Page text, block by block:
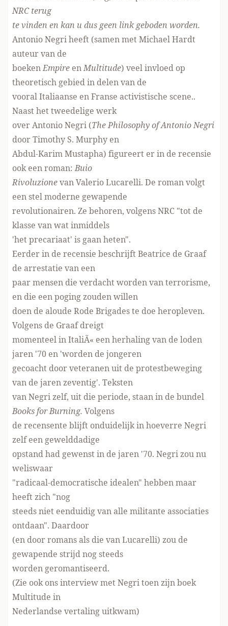
NRC terug
te vinden en kan u dus geen link geboden worden.
Antonio Negri heeft (samen met Michael Hardt
auteur van de
boekenEmpire enMultitude) veel invloed op
theoretisch gebied in delen van de
vooral Italiaanse en Franse activistische scene..
Naast het tweedelige werk
over Antonio Negri (The Philosophy of Antonio Negri
door Timothy S. Murphy en
Abdul-Karim Mustapha) figureert er in de recensie
ook een roman:Buio
Rivoluzionevan Valerio Lucarelli. De roman volgt
een stel moderne gewapende
revolutionairen. Ze behoren, volgens NRC "tot de
klasse van wat inmiddels
'het precariaat' is gaan heten".
Eerder in de recensie beschrijft Beatrice de Graaf
de arrestatie van een
paar mensen die verdacht worden van terrorisme,
en die een poging zouden willen
doen de aloude Rode Brigades te doe heropleven.
Volgens de Graaf dreigt
momenteel in ItaliÃ« een herhaling van de loden
jaren '70 en 'worden de jongeren
gecoacht door veteranen uit de protestbeweging
van de jaren zeventig'. Teksten
van Negri zelf, uit die periode, staan in de bundel
Books for Burning. Volgens
de recensente blijft onduidelijk in hoeverre Negri
zelf een gewelddadige
opstand had gewenst in de jaren '70. Negri zou nu
weliswaar
"radicaal-democratische idealen" hebben maar
heeft zich "nog
steeds niet eenduidig van alle militante associaties
ontdaan". Daardoor
(en door romans als die van Lucarelli) zou de
gewapende strijd nog steeds
worden geromantiseerd.
(Zie ookons interviewmet Negri toen zijn boek
Multitude in
Nederlandse vertaling uitkwam)